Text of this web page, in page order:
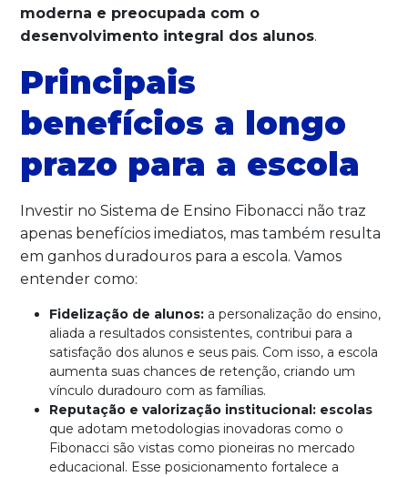
moderna e preocupada com o
desenvolvimento integral dos alunos.
Principais
benefícios a longo
prazo para a escola
Investir no Sistema de Ensino Fibonacci não traz
apenas benefícios imediatos, mas também resulta
em ganhos duradouros para a escola. Vamos
entender como:
Fidelização de alunos: a personalização do ensino,
aliada a resultados consistentes, contribui para a
satisfação dos alunos e seus pais. Com isso, a escola
aumenta suas chances de retenção, criando um
vínculo duradouro com as famílias.
Reputação e valorização institucional: escolas
que adotam metodologias inovadoras como o
Fibonacci são vistas como pioneiras no mercado
educacional. Esse posicionamento fortalece a